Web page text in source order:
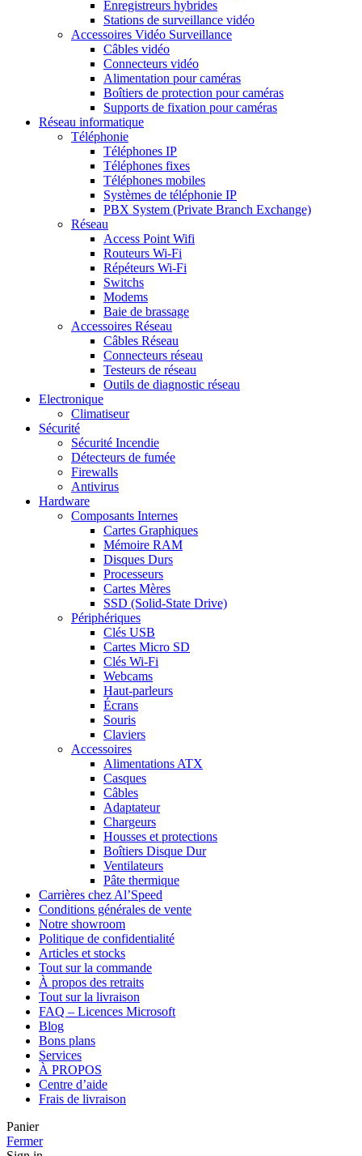
Enregistreurs hybrides
Stations de surveillance vidéo
Accessoires Vidéo Surveillance
Câbles vidéo
Connecteurs vidéo
Alimentation pour caméras
Boîtiers de protection pour caméras
Supports de fixation pour caméras
Réseau informatique
Téléphonie
Téléphones IP
Téléphones fixes
Téléphones mobiles
Systèmes de téléphonie IP
PBX System (Private Branch Exchange)
Réseau
Access Point Wifi
Routeurs Wi-Fi
Répéteurs Wi-Fi
Switchs
Modems
Baie de brassage
Accessoires Réseau
Câbles Réseau
Connecteurs réseau
Testeurs de réseau
Outils de diagnostic réseau
Electronique
Climatiseur
Sécurité
Sécurité Incendie
Détecteurs de fumée
Firewalls
Antivirus
Hardware
Composants Internes
Cartes Graphiques
Mémoire RAM
Disques Durs
Processeurs
Cartes Mères
SSD (Solid-State Drive)
Périphériques
Clés USB
Cartes Micro SD
Clés Wi-Fi
Webcams
Haut-parleurs
Écrans
Souris
Claviers
Accessoires
Alimentations ATX
Casques
Câbles
Adaptateur
Chargeurs
Housses et protections
Boîtiers Disque Dur
Ventilateurs
Pâte thermique
Carrières chez Al’Speed
Conditions générales de vente
Notre showroom
Politique de confidentialité
Articles et stocks
Tout sur la commande
À propos des retraits
Tout sur la livraison
FAQ – Licences Microsoft
Blog
Bons plans
Services
À PROPOS
Centre d’aide
Frais de livraison
Panier
Fermer